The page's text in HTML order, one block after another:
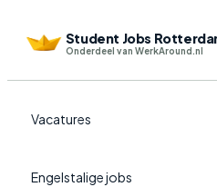
Student Jobs
Onderdeel van WerkAround.nl
Vacatures
Engelstalige jobs